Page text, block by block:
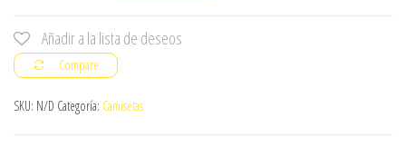
racer
cantidad
Añadir a la lista de deseos
Compare
SKU: N/D Categoría: Camisetas